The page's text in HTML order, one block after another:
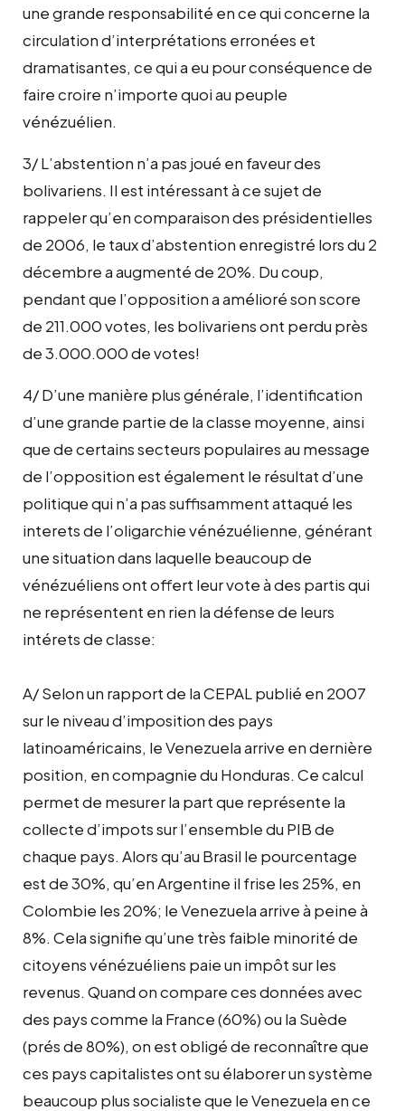
une grande responsabilité en ce qui concerne la
circulation d’interprétations erronées et
dramatisantes, ce qui a eu pour conséquence de
faire croire n’importe quoi au peuple
vénézuélien.
3/ L’abstention n’a pas joué en faveur des
bolivariens. Il est intéressant à ce sujet de
rappeler qu’en comparaison des présidentielles
de 2006, le taux d’abstention enregistré lors du 2
décembre a augmenté de 20%. Du coup,
pendant que l’opposition a amélioré son score
de 211.000 votes, les bolivariens ont perdu près
de 3.000.000 de votes!
4/ D’une manière plus générale, l’identification
d’une grande partie de la classe moyenne, ainsi
que de certains secteurs populaires au message
de l’opposition est également le résultat d’une
politique qui n’a pas suffisamment attaqué les
interets de l’oligarchie vénézuélienne, générant
une situation dans laquelle beaucoup de
vénézuéliens ont offert leur vote à des partis qui
ne représentent en rien la défense de leurs
intérets de classe:
A/ Selon un rapport de la CEPAL publié en 2007
sur le niveau d’imposition des pays
latinoaméricains, le Venezuela arrive en dernière
position, en compagnie du Honduras. Ce calcul
permet de mesurer la part que représente la
collecte d’impots sur l’ensemble du PIB de
chaque pays. Alors qu’au Brasil le pourcentage
est de 30%, qu’en Argentine il frise les 25%, en
Colombie les 20%; le Venezuela arrive à peine à
8%. Cela signifie qu’une très faible minorité de
citoyens vénézuéliens paie un impôt sur les
revenus. Quand on compare ces données avec
des pays comme la France (60%) ou la Suède
(prés de 80%), on est obligé de reconnaître que
ces pays capitalistes ont su élaborer un système
beaucoup plus socialiste que le Venezuela en ce